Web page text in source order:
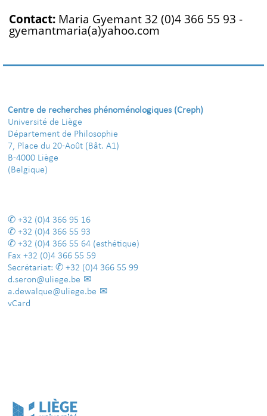
Contact: Maria Gyemant 32 (0)4 366 55 93 -
gyemantmaria(a)yahoo.com
Centre de recherches phénoménologiques (Creph)
Université de Liège
Département de Philosophie
7, Place du 20-Août (Bât. A1)
B-4000 Liège
(Belgique)
+32 (0)4 366 95 16
+32 (0)4 366 55 93
+32 (0)4 366 55 64 (esthétique)
Fax +32 (0)4 366 55 59
Secrétariat:
+32 (0)4 366 55 99
d.seron@uliege.be
a.dewalque@uliege.be
vCard